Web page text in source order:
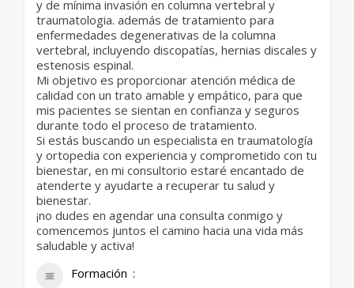
y de mínima invasión en columna vertebral y
traumatologia. además de tratamiento para
enfermedades degenerativas de la columna
vertebral, incluyendo discopatías, hernias discales y
estenosis espinal.
Mi objetivo es proporcionar atención médica de
calidad con un trato amable y empático, para que
mis pacientes se sientan en confianza y seguros
durante todo el proceso de tratamiento.
Si estás buscando un especialista en traumatología
y ortopedia con experiencia y comprometido con tu
bienestar, en mi consultorio estaré encantado de
atenderte y ayudarte a recuperar tu salud y
bienestar.
¡no dudes en agendar una consulta conmigo y
comencemos juntos el camino hacia una vida más
saludable y activa!
Formación